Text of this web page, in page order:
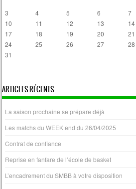
3
4 5 6 7
10
11 12 13 14
17
18 19 20 21
24
25 26 27 28
31
ARTICLES RÉCENTS
La saison prochaine se prépare déjà
Les matchs du WEEK end du 26/04/2025
Contrat de confiance
Reprise en fanfare de l’école de basket
L’encadrement du SMBB à votre disposition